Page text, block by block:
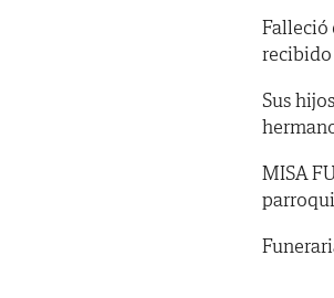
Falleció
recibido
Sus
MISA